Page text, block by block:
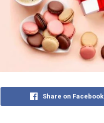
Share on Facebook